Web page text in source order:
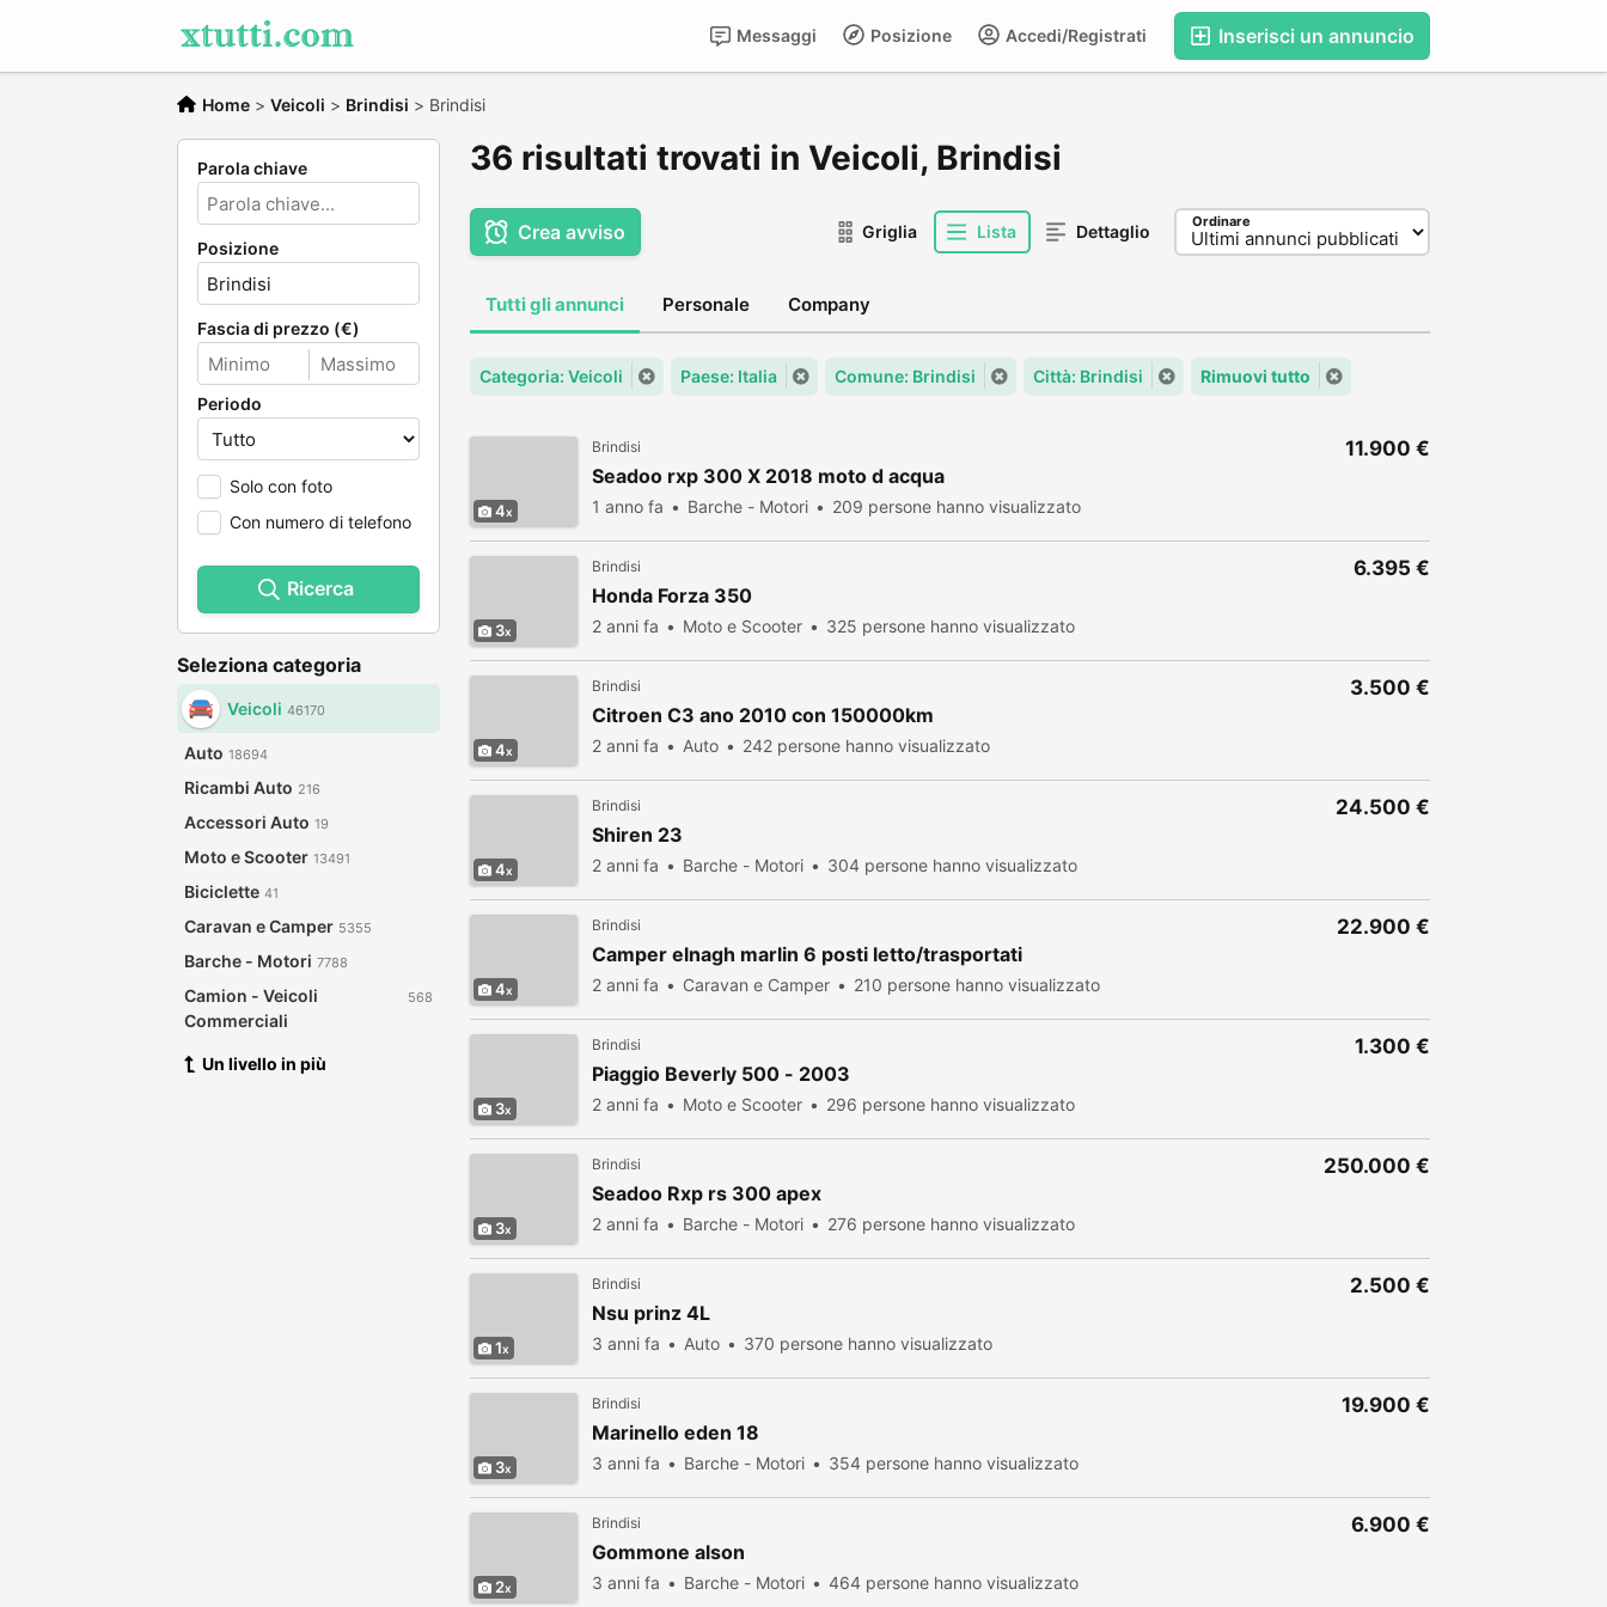
Inserisci un annuncio
Accedi/Registrati
Posizione
Messaggi
Home > Veicoli > Brindisi > Brindisi
Parola chiave
Posizione
Fascia di prezzo (€)
Periodo
Solo con foto
Con numero di telefono
Ricerca
Seleziona categoria
Veicoli 46170
Auto 18694
Ricambi Auto 216
Accessori Auto 19
Moto e Scooter 13491
Biciclette 41
Caravan e Camper 5355
Barche - Motori 7788
Camion - Veicoli
Commerciali
568
Un livello in più
36 risultati trovati in Veicoli, Brindisi
Crea avviso Griglia Lista Dettaglio Ordinare
Tutti gli annunci Personale Company
Categoria: Veicoli Paese: Italia Comune: Brindisi Città: Brindisi Rimuovi tutto
4
Brindisi
Seadoo rxp 300 X 2018 moto d acqua
1 anno fa Barche - Motori 209 persone hanno visualizzato
11.900 €
3
Brindisi
Honda Forza 350
2 anni fa Moto e Scooter 325 persone hanno visualizzato
6.395 €
4
Brindisi
Citroen C3 ano 2010 con 150000km
2 anni fa Auto 242 persone hanno visualizzato
3.500 €
4
Brindisi
Shiren 23
2 anni fa Barche - Motori 304 persone hanno visualizzato
24.500 €
4
Brindisi
Camper elnagh marlin 6 posti letto/trasportati
2 anni fa Caravan e Camper 210 persone hanno visualizzato
22.900 €
3
Brindisi
Piaggio Beverly 500 - 2003
2 anni fa Moto e Scooter 296 persone hanno visualizzato
1.300 €
3
Brindisi
Seadoo Rxp rs 300 apex
2 anni fa Barche - Motori 276 persone hanno visualizzato
250.000 €
1
Brindisi
Nsu prinz 4L
3 anni fa Auto 370 persone hanno visualizzato
2.500 €
3
Brindisi
Marinello eden 18
3 anni fa Barche - Motori 354 persone hanno visualizzato
19.900 €
2
Brindisi
Gommone alson
3 anni fa Barche - Motori 464 persone hanno visualizzato
6.900 €